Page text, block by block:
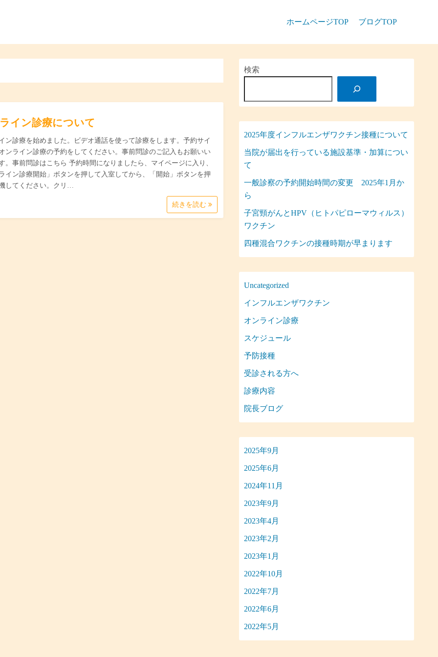
ホームページTOP ブログTOP
イン診療について
ン診療を始めました。ビデオ通話を使って診療をします。予約サイ
ンライン診療の予約をしてください。事前問診のご記入もお願いい
。事前問診はこちら 予約時間になりましたら、マイページに入り、
イン診療開始」ボタンを押して入室してから、「開始」ボタンを押
してください。クリ…
続きを読む
検索
2025年度インフルエンザワクチン接種について
当院が届出を行っている施設基準・加算につい
て
一般診察の予約開始時間の変更 2025年1月か
ら
子宮頸がんとHPV（ヒトパピローマウィルス）
ワクチン
四種混合ワクチンの接種時期が早まります
Uncategorized
インフルエンザワクチン
オンライン診療
スケジュール
予防接種
受診される方へ
診療内容
院長ブログ
2025年9月
2025年6月
2024年11月
2023年9月
2023年4月
2023年2月
2023年1月
2022年10月
2022年7月
2022年6月
2022年5月